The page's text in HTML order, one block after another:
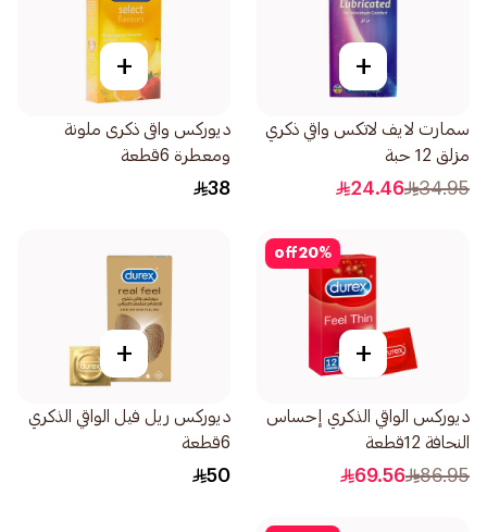
+
سمارت لايف لاتكس واقي ذكري
مزلق 12 حبة
34.95
24.46
+
ديوركس واقى ذكرى ملونة
ومعطرة 6قطعة
38
20%
off
+
ديوركس الواقي الذكري إحساس
النحافة 12قطعة
86.95
69.56
+
ديوركس ريل فيل الواقي الذكري
6قطعة
50